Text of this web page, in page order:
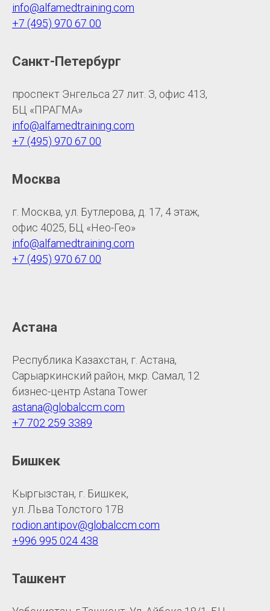
info@alfamedtraining.com
+7 (495) 970 67 00
Санкт-Петербург
проспект Энгельса 27 лит. З, офис 413,
БЦ «ПРАГМА»
info@alfamedtraining.com
+7 (495) 970 67 00
Москва
г. Москва, ул. Бутлерова, д. 17, 4 этаж,
офис 4025, БЦ «Нео-Гео»
info@alfamedtraining.com
+7 (495) 970 67 00
Астана
Республика Казахстан, г. Астана,
Сарыаркинский район, мкр. Самал, 12
бизнес-центр Astana Tower
astana@globalccm.com
+7 702 259 3389
Бишкек
Кыргызстан, г. Бишкек,
ул. Льва Толстого 17В
rodion.antipov@globalccm.com
+996 995 024 438
Ташкент